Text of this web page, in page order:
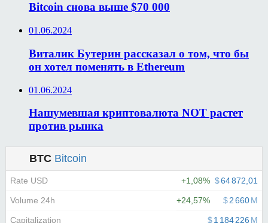
Bitcoin снова выше $70 000
01.06.2024
Виталик Бутерин рассказал о том, что бы
он хотел поменять в Ethereum
01.06.2024
Нашумевшая криптовалюта NOT растет
против рынка